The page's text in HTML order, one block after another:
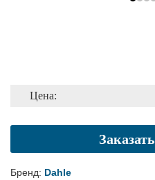
Цена:
Заказать
Бренд: Dahle